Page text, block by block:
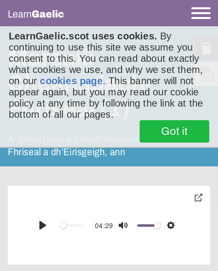
LearnGaelic.scot uses cookies. By
continuing to use this site we assume you
consent to this. You can read about exactly
what cookies we use, and why we set them,
on ourcookies page. This banner will not
appear again, but you may read our cookie
policy at any time by following the link at the
bottom of all our pages.
Got it
LearnGaelic
Marsaili
Cheanadach-
Fhriseal (1)
A’ chiad turas a chaidh Marsaili Cheanadach-
Fhriseal a dh’Eirisgeigh, ann
Play
04:29
Mute Settings
toggle